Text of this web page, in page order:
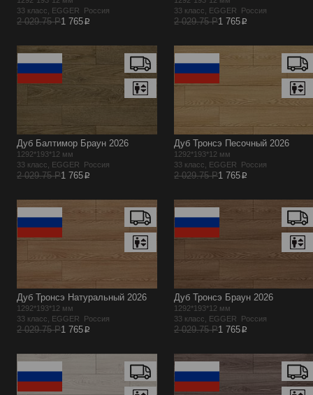
33 класс, EGGER Россия
2 029.75 Р1 765p
33 класс, EGGER Россия
2 029.75 Р1 765p
Дуб Балтимор Браун 2026
1292*193*12 мм
33 класс, EGGER Россия
2 029.75 Р1 765p
Дуб Тронсэ Песочный 2026
1292*193*12 мм
33 класс, EGGER Россия
2 029.75 Р1 765p
Дуб Тронсэ Натуральный 2026
1292*193*12 мм
33 класс, EGGER Россия
2 029.75 Р1 765p
Дуб Тронсэ Браун 2026
1292*193*12 мм
33 класс, EGGER Россия
2 029.75 Р1 765p